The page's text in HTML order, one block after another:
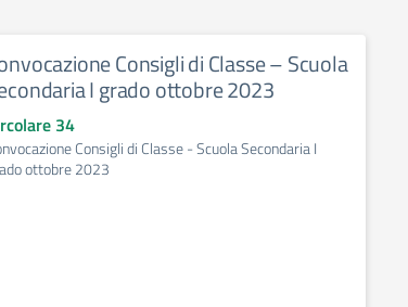
Consigli di Classe – Scuola
I grado ottobre 2023
34
Consigli di Classe - Scuola Secondaria I
ottobre 2023